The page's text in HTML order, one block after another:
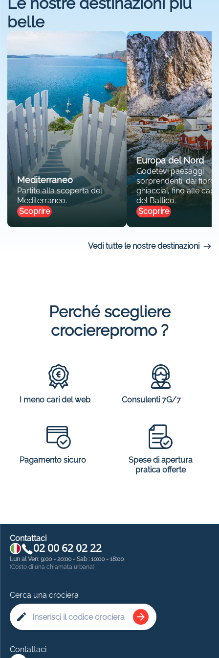
belle
Mediterraneo
Partite alla scoperta del
Mediterraneo.
Scoprire
Europa del Nord
Godetevi paesaggi
sorprendenti: dai fiordi
ghiacciai, fino alle
del Baltico.
Scoprire
Vedi tutte le nostre destinazioni
Perché scegliere
crocierepromo ?
I meno cari del web Consulenti 7G/7
Pagamento sicuro
Spese di apertura
pratica offerte
Contattaci
02 00 62 02 22
Lun al Ven: 9:00 - 20:00 - Sab : 10:00 - 18:00
(Costo di una chiamata urbana)
Cerca una crociera
Contattaci